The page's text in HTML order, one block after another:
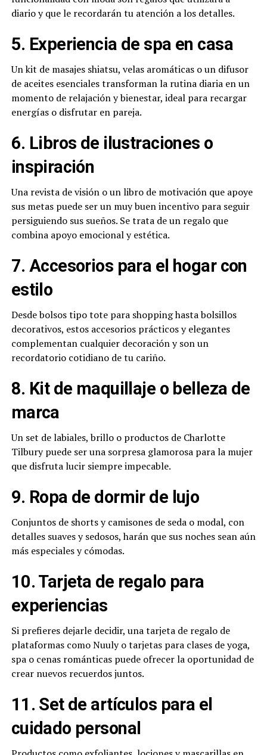
diario y que le recordarán tu atención a los detalles.
5. Experiencia de spa en casa
Un kit de masajes shiatsu, velas aromáticas o un difusor
de aceites esenciales transforman la rutina diaria en un
momento de relajación y bienestar, ideal para recargar
energías o disfrutar en pareja.
6. Libros de ilustraciones o
inspiración
Una revista de visión o un libro de motivación que apoye
sus metas puede ser un muy buen incentivo para seguir
persiguiendo sus sueños. Se trata de un regalo que
combina apoyo emocional y estética.
7. Accesorios para el hogar con
estilo
Desde bolsos tipo tote para shopping hasta bolsillos
decorativos, estos accesorios prácticos y elegantes
complementan cualquier decoración y son un
recordatorio cotidiano de tu cariño.
8. Kit de maquillaje o belleza de
marca
Un set de labiales, brillo o productos de Charlotte
Tilbury puede ser una sorpresa glamorosa para la mujer
que disfruta lucir siempre impecable.
9. Ropa de dormir de lujo
Conjuntos de shorts y camisones de seda o modal, con
detalles suaves y sedosos, harán que sus noches sean aún
más especiales y cómodas.
10. Tarjeta de regalo para
experiencias
Si prefieres dejarle decidir, una tarjeta de regalo de
plataformas como Nuuly o tarjetas para clases de yoga,
spa o cenas románticas puede ofrecer la oportunidad de
crear nuevos recuerdos juntos.
11. Set de artículos para el
cuidado personal